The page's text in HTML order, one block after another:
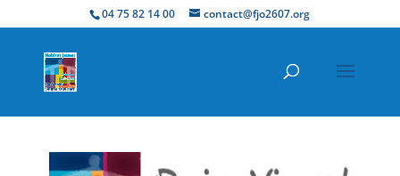
04 75 82 14 00 contact@fjo2607.org